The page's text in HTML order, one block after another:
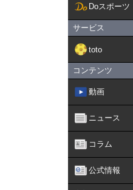
Doスポーツ
サービス
toto
コンテンツ
動画
ニュース
コラム
公式情報